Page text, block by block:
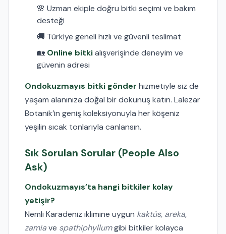
🌸 Uzman ekiple doğru bitki seçimi ve bakım
desteği
🚚 Türkiye geneli hızlı ve güvenli teslimat
🏡 Online bitkialışverişinde deneyim ve
güvenin adresi
Ondokuzmayıs bitki gönder hizmetiyle siz de
yaşam alanınıza doğal bir dokunuş katın. Lalezar
Botanik’in geniş koleksiyonuyla her köşeniz
yeşilin sıcak tonlarıyla canlansın.
Sık Sorulan Sorular (People Also
Ask)
Ondokuzmayıs’ta hangi bitkiler kolay
yetişir?
Nemli Karadeniz iklimine uygun kaktüs, areka,
zamiave spathiphyllumgibi bitkiler kolayca